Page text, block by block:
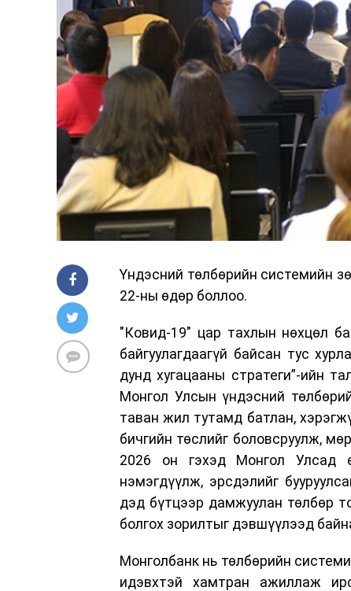
Үндэсний төлбөрийн системийн
22-ны өдөр боллоо.
"Ковид-19" цар тахлын нөхцөл
байгуулагдаагүй байсан тус
дунд хугацааны стратеги”-ийн
Монгол Улсын үндэсний
таван жил тутамд батлан,
бичгийн төслийг боловсруулж,
2026 он гэхэд Монгол Улсад
нэмэгдүүлж, эрсдэлийг
дэд бүтцээр дамжуулан төлбөр
болгох зорилтыг дэвшүүлээд
Монголбанк нь төлбөрийн
идэвхтэй хамтран ажиллаж